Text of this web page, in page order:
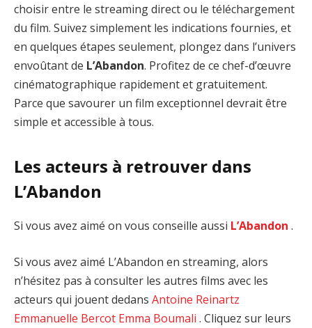
choisir entre le streaming direct ou le téléchargement
du film. Suivez simplement les indications fournies, et
en quelques étapes seulement, plongez dans l’univers
envoûtant de L’Abandon. Profitez de ce chef-d’œuvre
cinématographique rapidement et gratuitement.
Parce que savourer un film exceptionnel devrait être
simple et accessible à tous.
Les acteurs à retrouver dans
L’Abandon
Si vous avez aimé on vous conseille aussi L’Abandon .
Si vous avez aimé L’Abandon en streaming, alors
n’hésitez pas à consulter les autres films avec les
acteurs qui jouent dedans Antoine Reinartz
Emmanuelle Bercot Emma Boumali . Cliquez sur leurs